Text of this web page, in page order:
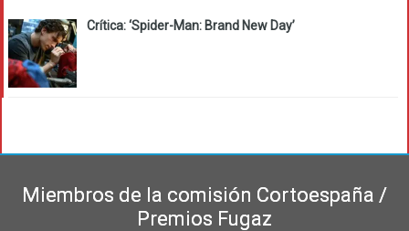
Crítica: ‘Spider-Man: Brand New Day’
Miembros de la comisión Cortoespaña /
Premios Fugaz